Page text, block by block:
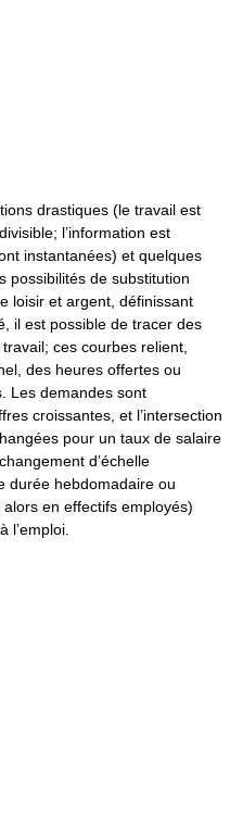
drastiques (le travail est
l’information est
instantanées) et quelques
possibilités de substitution
loisir et argent, définissant
il est possible de tracer des
ces courbes relient,
des heures offertes ou
Les demandes sont
croissantes, et l’intersection
pour un taux de salaire
d’échelle
durée hebdomadaire ou
en effectifs employés)
l’emploi.